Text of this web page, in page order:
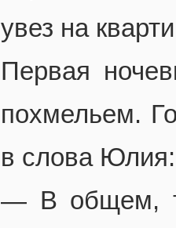
увез на
Первая
похмельем.
в слова Юлия:
— В общем,